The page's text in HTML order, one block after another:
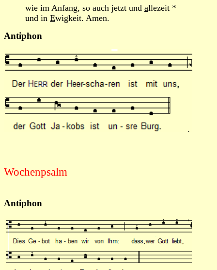
wie im Anfang, so auch jetzt und allezeit *
und in Ewigkeit. Amen.
Antiphon
Wochenpsalm
Antiphon